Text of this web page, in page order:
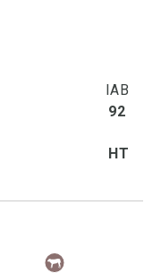
IAB
92
HT